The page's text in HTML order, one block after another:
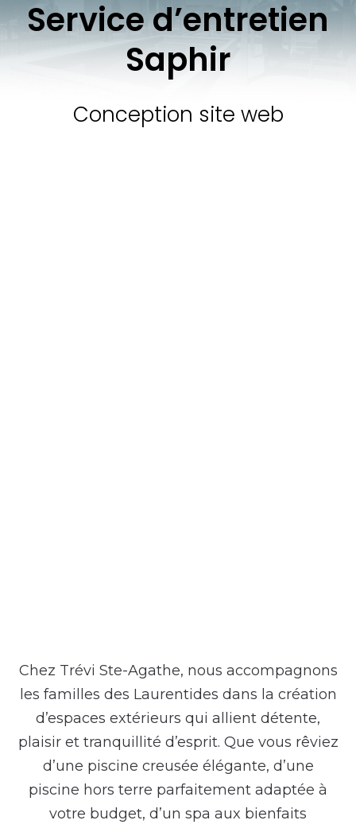
Service d’entretien
Saphir
Conception site web
Chez Trévi Ste-Agathe, nous accompagnons
les familles des Laurentides dans la création
d’espaces extérieurs qui allient détente,
plaisir et tranquillité d’esprit. Que vous rêviez
d’une piscine creusée élégante, d’une
piscine hors terre parfaitement adaptée à
votre budget, d’un spa aux bienfaits